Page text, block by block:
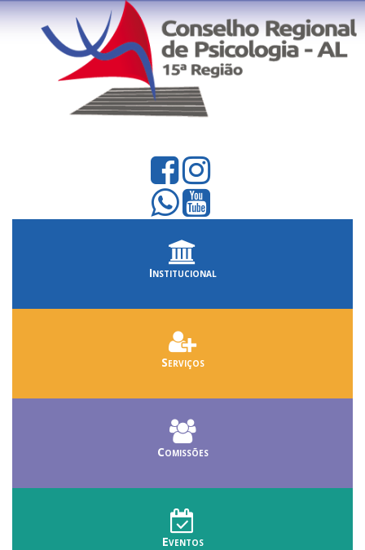
Institucional
Serviços
Comissões
Eventos